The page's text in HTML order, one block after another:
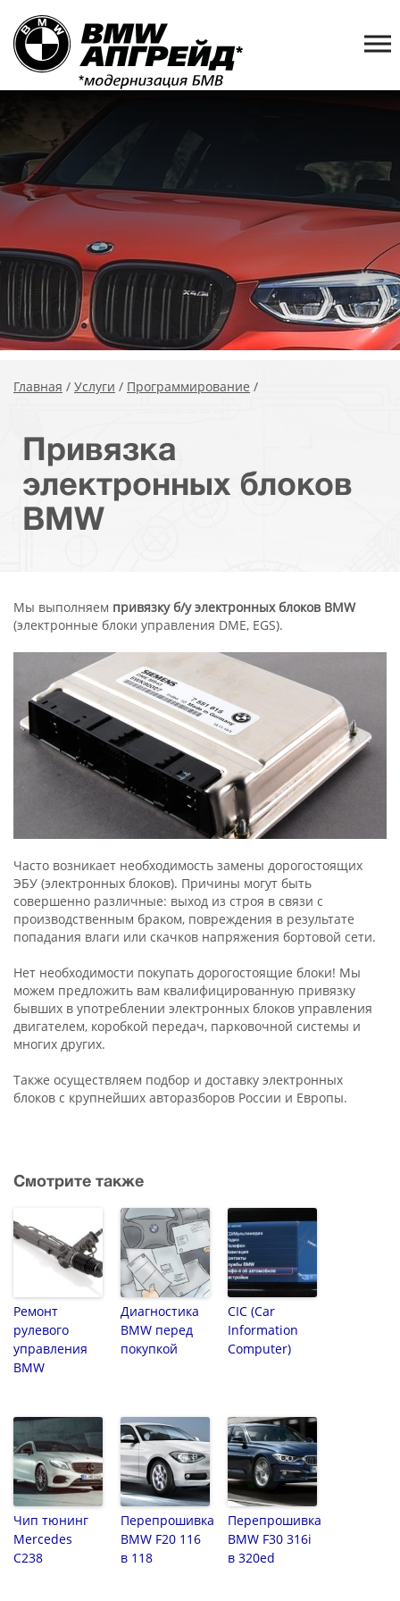
Главная / Услуги / Программирование /
Привязка
электронных блоков
BMW
Мы выполняем привязку б/у электронных блоков BMW
(электронные блоки управления DME, EGS).
Часто возникает необходимость замены дорогостоящих
ЭБУ (электронных блоков). Причины могут быть
совершенно различные: выход из строя в связи с
производственным браком, повреждения в результате
попадания влаги или скачков напряжения бортовой сети.
Нет необходимости покупать дорогостоящие блоки! Мы
можем предложить вам квалифицированную привязку
бывших в употреблении электронных блоков управления
двигателем, коробкой передач, парковочной системы и
многих других.
Также осуществляем подбор и доставку электронных
блоков с крупнейших авторазборов России и Европы.
Смотрите также
Ремонт
рулевого
управления
BMW
Диагностика
BMW перед
покупкой
CIC (Car
Information
Computer)
Чип тюнинг
Mercedes
C238
Перепрошивка
BMW F20 116
в 118
Перепрошивка
BMW F30 316i
в 320ed